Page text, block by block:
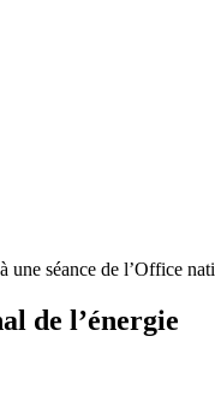
une séance de l’Office
de l’énergie